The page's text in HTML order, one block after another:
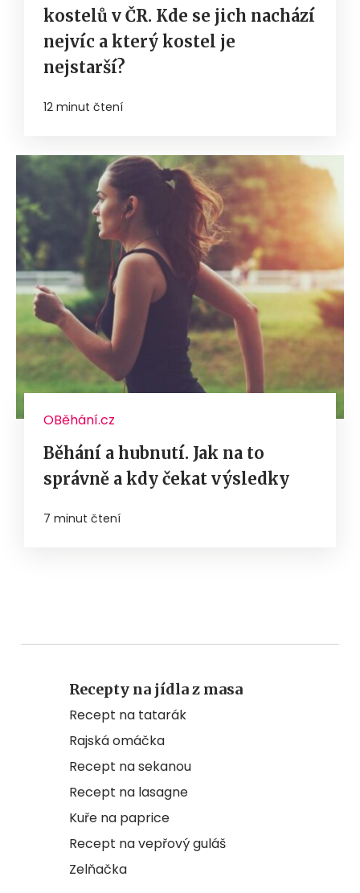
kostelů v ČR. Kde se jich nachází
nejvíc a který kostel je
nejstarší?
12 minut čtení
OBěhání.cz
Běhání a hubnutí. Jak na to
správně a kdy čekat výsledky
7 minut čtení
Recepty na jídla z masa
Recept na tatarák
Rajská omáčka
Recept na sekanou
Recept na lasagne
Kuře na paprice
Recept na vepřový guláš
Zelňačka